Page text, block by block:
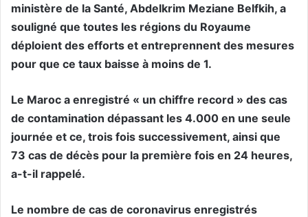
ministère de la Santé, Abdelkrim Meziane Belfkih, a
souligné que toutes les régions du Royaume
déploient des efforts et entreprennent des mesures
pour que ce taux baisse à moins de 1.
Le Maroc a enregistré « un chiffre record » des cas
de contamination dépassant les 4.000 en une seule
journée et ce, trois fois successivement, ainsi que
73 cas de décès pour la première fois en 24 heures,
a-t-il rappelé.
Le nombre de cas de coronavirus enregistrés